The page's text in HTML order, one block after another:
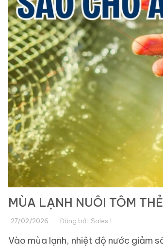
MÙA LẠNH NUÔI TÔM
27/02/2026 Đăng bởi: Sales 1
Vào mùa lạnh, nhiệt độ nước giảm